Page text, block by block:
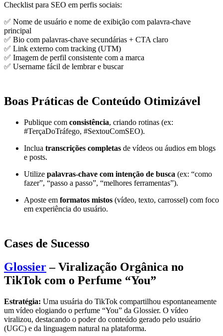
Checklist para SEO em perfis sociais:
✅ Nome de usuário e nome de exibição com palavra-chave
principal
✅ Bio com palavras-chave secundárias + CTA claro
✅ Link externo com tracking (UTM)
✅ Imagem de perfil consistente com a marca
✅ Username fácil de lembrar e buscar
Boas Práticas de Conteúdo Otimizável
Publique com consistência, criando rotinas (ex:
#TerçaDoTráfego, #SextouComSEO).
Inclua transcrições completas de vídeos ou áudios em blogs
e posts.
Utilize palavras-chave com intenção de busca (ex: “como
fazer”, “passo a passo”, “melhores ferramentas”).
Aposte em formatos mistos (vídeo, texto, carrossel) com foco
em experiência do usuário.
Cases de Sucesso
Glossier– Viralização Orgânica no
TikTok com o Perfume “You”
Estratégia: Uma usuária do TikTok compartilhou espontaneamente
um vídeo elogiando o perfume “You” da Glossier. O vídeo
viralizou, destacando o poder do conteúdo gerado pelo usuário
(UGC) e da linguagem natural na plataforma.